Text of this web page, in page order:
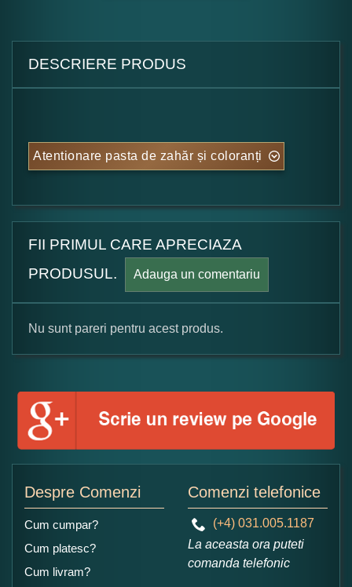
DESCRIERE PRODUS
Atentionare pasta de zahăr și coloranți
FII PRIMUL CARE APRECIAZA
PRODUSUL.
Adauga un comentariu
Formular pareri client
Numele dumneavoastra:
Nu sunt pareri pentru acest produs.
Despre Comenzi
Cum cumpar?
Cum platesc?
Cum livram?
Comenzi telefonice
(+4) 031.005.1187
La aceasta ora puteti
comanda telefonic